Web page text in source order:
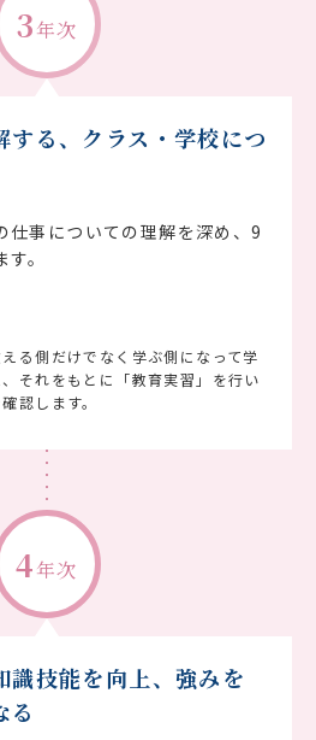
3年次
する、クラス・学校につ
仕事についての理解を深め、9
。
える側だけでなく学ぶ側になって学
それをもとに「教育実習」を行い
認します。
4年次
識技能を向上、強みを
る